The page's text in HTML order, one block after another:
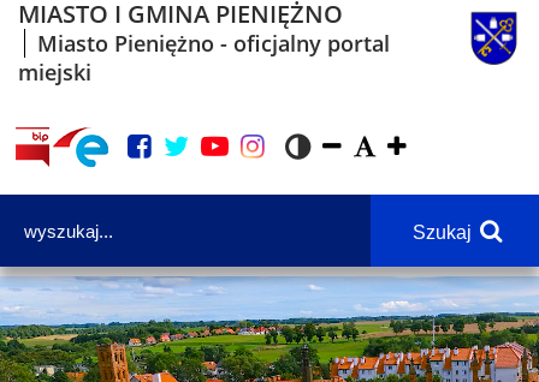
MIASTO I GMINA PIENIĘŻNO
Miasto Pieniężno - oficjalny portal
miejski
Szukaj